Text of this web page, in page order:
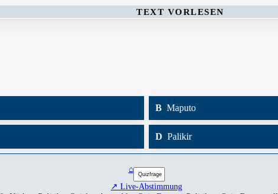
TEXT VORLESEN
B Maputo
D Palikir
⌂
↗ Live-Abstimmung